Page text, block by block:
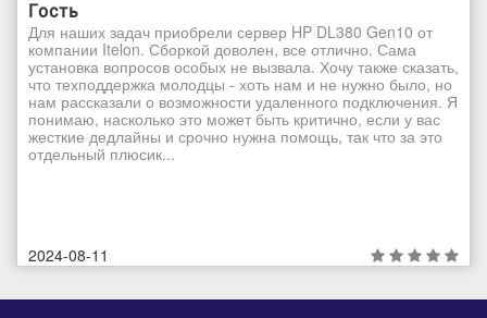
Гость
Для наших задач приобрели сервер HP DL380 Gen10 от
компании Itelon. Сборкой доволен, все отлично. Сама
установка вопросов особых не вызвала. Хочу также сказать,
что техподдержка молодцы - хоть нам и не нужно было, но
нам рассказали о возможности удаленного подключения. Я
понимаю, насколько это может быть критично, если у вас
жесткие дедлайны и срочно нужна помощь, так что за это
отдельный плюсик...
2024-08-11